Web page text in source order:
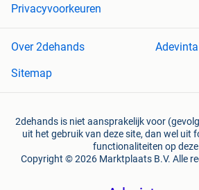
Privacyvoorkeuren
Over 2dehands
Adevinta
Sitemap
2dehands is niet aansprakelijk voor
uit het gebruik van deze site, dan wel uit
functionaliteiten op
Copyright © 2026 Marktplaats B.V. Alle